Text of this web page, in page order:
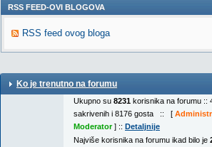
RSS FEED-OVI BLOGOVA
RSS feed ovog bloga
Ko je trenutno na forumu
Ukupno su 8231 korisnika na forumu ::
sakrivenih i 8176 gosta :: [
Moderator] :: Detaljnije
Najviše korisnika na forumu ikad bilo je